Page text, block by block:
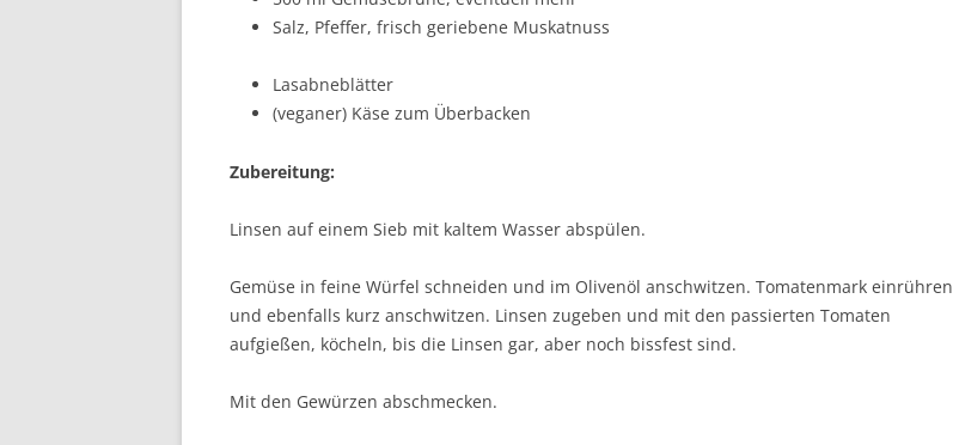
Salz, Pfeffer, frisch geriebene Muskatnuss
Lasabneblätter
(veganer) Käse zum Überbacken
Zubereitung:
Linsen auf einem Sieb mit kaltem Wasser abspülen.
Gemüse in feine Würfel schneiden und im Olivenöl anschwitzen. Tomatenmark einrühren
und ebenfalls kurz anschwitzen. Linsen zugeben und mit den passierten Tomaten
aufgießen, köcheln, bis die Linsen gar, aber noch bissfest sind.
Mit den Gewürzen abschmecken.